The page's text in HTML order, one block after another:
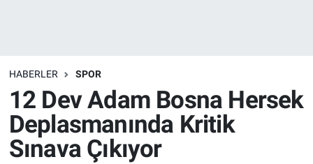
HABERLER SPOR
12 Dev Adam Bosna Hersek
Deplasmanında Kritik
Sınava Çıkıyor
Köşe Yazarları
Kültür Sanat
Manşet